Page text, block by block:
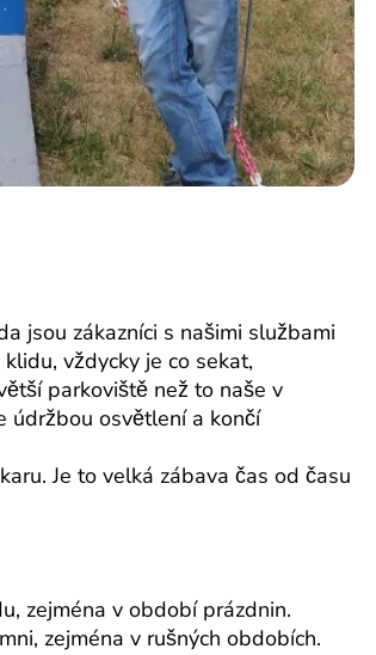
jsou zákazníci s našimi službami
vždycky je co sekat,
parkoviště než to naše v
údržbou osvětlení a končí
Je to velká zábava čas od času
zejména v období prázdnin.
zejména v rušných obdobích.